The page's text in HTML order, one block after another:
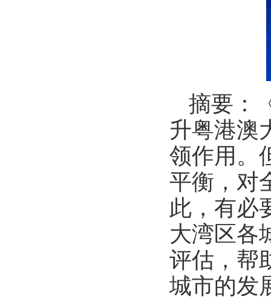
摘要：
升粤港澳
领作用。
平衡，对
此，有必
大湾区各
评估，帮
城市的发